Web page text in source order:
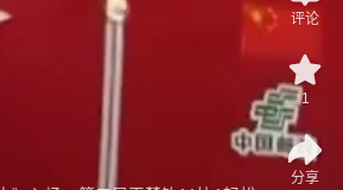
评论
1
分享